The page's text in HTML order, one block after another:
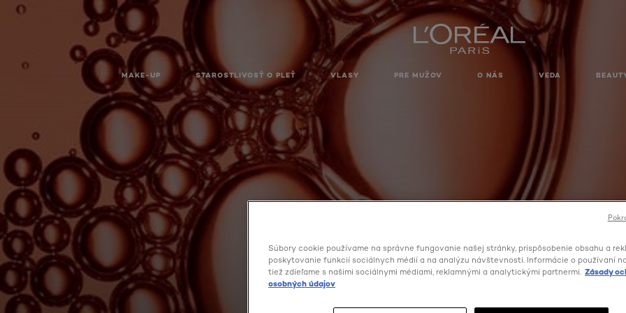
MAKE-UP STAROSTLIVOSŤ O PLEŤ VLASY PRE MUŽOV O NÁS VEDA
ELSEVE DREAM LONG
Súbory cookie používame na správne fungovanie našej stránky, prispôsobenie obsahu a
poskytovanie funkcií sociálnych médií a na analýzu návštevnosti. Informácie o používaní
tiež zdieľame s našimi sociálnymi médiami, reklamnými a analytickými partnermi. Zásady
osobných údajov